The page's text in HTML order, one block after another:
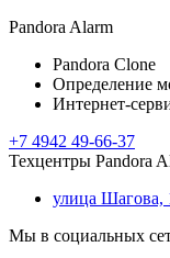
Pandora Alarm
Pandora Clone
Определение
Интернет-
+7 4942 49-66-37
Техцентры Pandora
улица Шагова,
Мы в социальных